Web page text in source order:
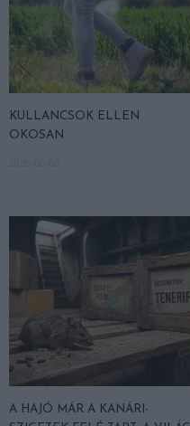
KULLANCSOK ELLEN
OKOSAN
A HAJÓ MÁR A KANÁRI-